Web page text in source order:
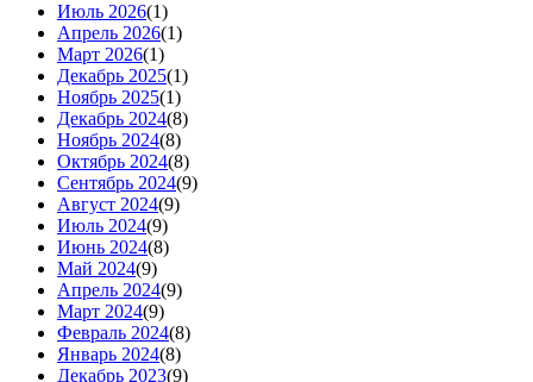
Июль 2026(1)
Апрель 2026(1)
Март 2026(1)
Декабрь 2025(1)
Ноябрь 2025(1)
Декабрь 2024(8)
Ноябрь 2024(8)
Октябрь 2024(8)
Сентябрь 2024(9)
Август 2024(9)
Июль 2024(9)
Июнь 2024(8)
Май 2024(9)
Апрель 2024(9)
Март 2024(9)
Февраль 2024(8)
Январь 2024(8)
Декабрь 2023(9)